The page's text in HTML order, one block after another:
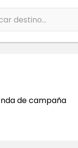
destino...
de campaña